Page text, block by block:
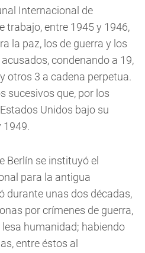
Internacional de
trabajo, entre 1945 y 1946,
la paz, los de guerra y los
condenando a 19,
otros 3 a cadena perpetua.
sucesivos que, por los
Unidos bajo su
1949.
Berlín se instituyó el
para la antigua
durante unas dos décadas,
por crímenes de guerra,
humanidad; habiendo
entre éstos al